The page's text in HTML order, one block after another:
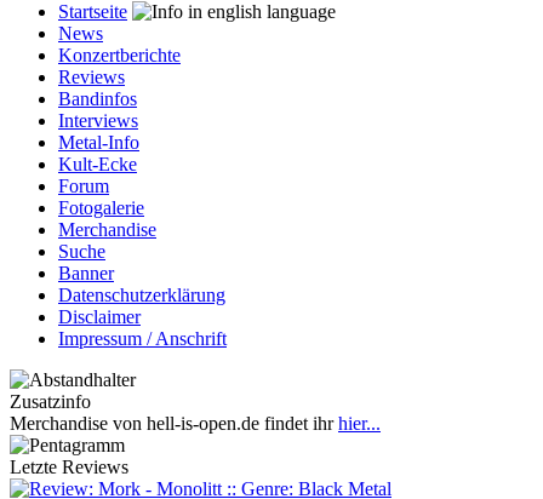
Startseite
News
Konzertberichte
Reviews
Bandinfos
Interviews
Metal-Info
Kult-Ecke
Forum
Fotogalerie
Merchandise
Suche
Banner
Datenschutzerklärung
Disclaimer
Impressum / Anschrift
Zusatzinfo
Merchandise von hell-is-open.de findet ihrhier...
Letzte Reviews